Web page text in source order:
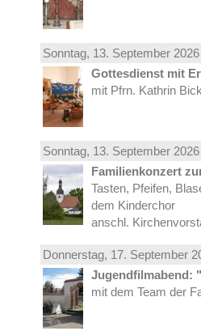
Sonntag, 13. September
Gottesdienst mit
mit Pfrn. Kathrin
Sonntag, 13. September
Familienkonzert
Tasten, Pfeifen,
dem Kinderchor
anschl.
Donnerstag, 17. September
Jugendfilmabend:
mit dem Team der